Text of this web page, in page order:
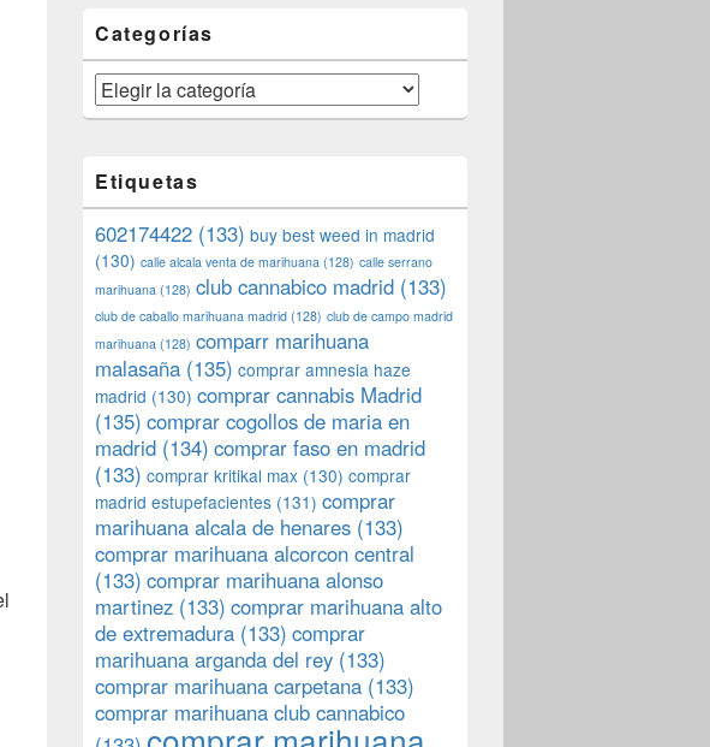
Categorías
Categorías
Etiquetas
602174422 (133) buy best weed in madrid
(130) calle alcala venta de marihuana (128) calle serrano
marihuana (128) club cannabico madrid (133)
club de caballo marihuana madrid (128) club de campo madrid
marihuana (128) comparr marihuana
malasaña (135) comprar amnesia haze
madrid (130) comprar cannabis Madrid
(135) comprar cogollos de maria en
madrid (134) comprar faso en madrid
(133) comprar kritikal max (130) comprar
madrid estupefacientes (131) comprar
marihuana alcala de henares (133)
comprar marihuana alcorcon central
(133) comprar marihuana alonso
martinez (133) comprar marihuana alto
de extremadura (133) comprar
marihuana arganda del rey (133)
comprar marihuana carpetana (133)
comprar marihuana club cannabico